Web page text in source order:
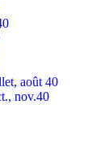
août 40
nov.40